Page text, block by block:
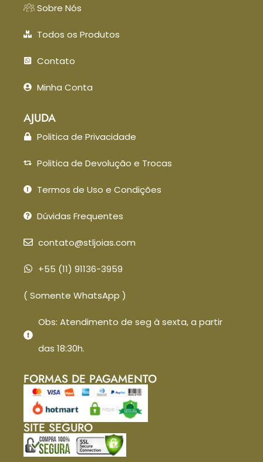
Sobre Nós
Todos os Produtos
Contato
Minha Conta
AJUDA
Politica de Privacidade
Politica de Devolução e Trocas
Termos de Uso e Condições
Dúvidas Frequentes
contato@stljoias.com
+55 (11) 91136-3959
( Somente WhatsApp )
Obs: Atendimento de seg à sexta, a partir
das 18:30h.
FORMAS DE PAGAMENTO
SITE SEGURO